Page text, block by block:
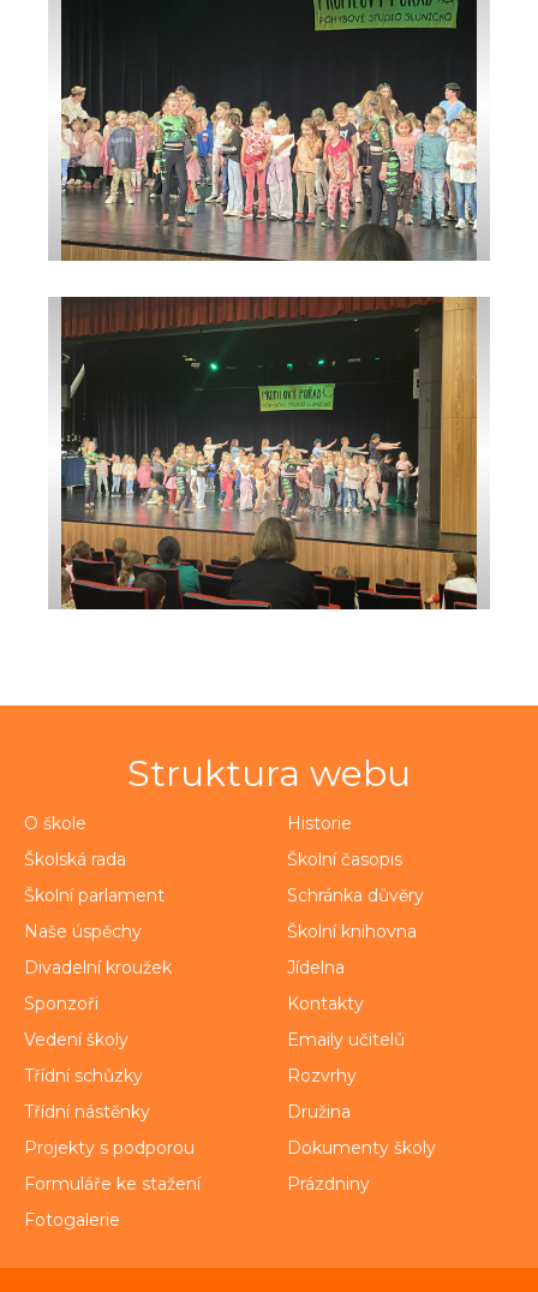
Struktura webu
O škole
Historie
Školská rada
Školní časopis
Školní parlament
Schránka důvěry
Naše úspěchy
Školní knihovna
Divadelní kroužek
Jídelna
Sponzoři
Kontakty
Vedení školy
Emaily učitelů
Třídní schůzky
Rozvrhy
Třídní nástěnky
Družina
Projekty s podporou
Dokumenty školy
Formuláře ke stažení
Prázdniny
Fotogalerie